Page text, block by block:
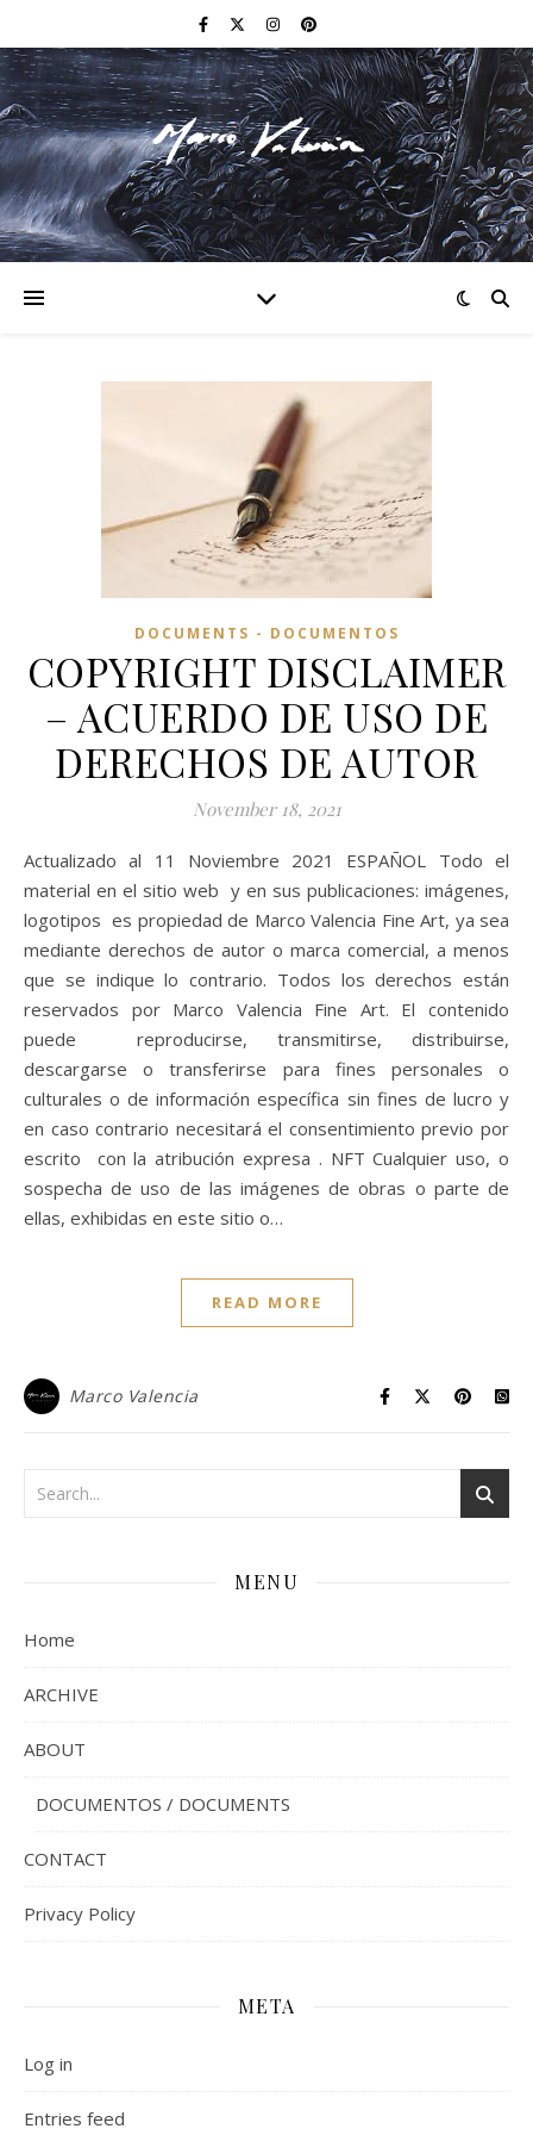
F I N E A R T
DOCUMENTS - DOCUMENTOS
COPYRIGHT DISCLAIMER
– ACUERDO DE USO DE
DERECHOS DE AUTOR
November 18, 2021
Actualizado al 11 Noviembre 2021 ESPAÑOL Todo el
material en el sitio web y en sus publicaciones: imágenes,
logotipos es propiedad de Marco Valencia Fine Art, ya sea
mediante derechos de autor o marca comercial, a menos
que se indique lo contrario. Todos los derechos están
reservados por Marco Valencia Fine Art. El contenido
puede reproducirse, transmitirse, distribuirse,
descargarse o transferirse para fines personales o
culturales o de información específica sin fines de lucro y
en caso contrario necesitará el consentimiento previo por
escrito con la atribución expresa . NFT Cualquier uso, o
sospecha de uso de las imágenes de obras o parte de
ellas, exhibidas en este sitio o…
READ MORE
Marco Valencia
MENU
Home
ARCHIVE
ABOUT
DOCUMENTOS / DOCUMENTS
CONTACT
Privacy Policy
META
Log in
Entries feed